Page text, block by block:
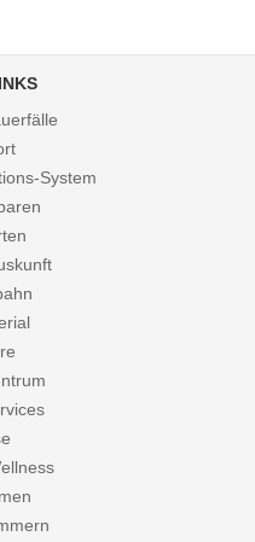
System